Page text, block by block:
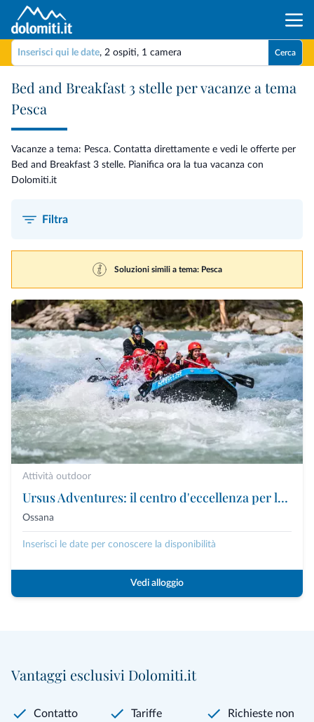
Inserisci qui le date, 2 ospiti, 1 camera Cerca
Bed and Breakfast 3 stelle per vacanze a tema
Pesca
Vacanze a tema: Pesca. Contatta direttamente e vedi le offerte per
Bed and Breakfast 3 stelle. Pianifica ora la tua vacanza con
Dolomiti.it
Filtra
Soluzioni simili a tema: Pesca
Attività outdoor
Ursus Adventures: il centro d'eccellenza per le attività outdoor premium in Trentino
Ossana
Inserisci le date per conoscere la disponibilità
Vedi alloggio
Vantaggi esclusivi Dolomiti.it
Contatto
Tariffe
Richieste non